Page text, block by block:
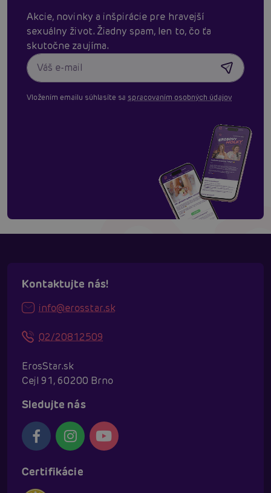
Akcie, novinky a inšpirácie pre hravejší
sexuálny život. Žiadny spam, len to, čo ťa
skutočne zaujíma.
Vložením emailu súhlasíte sa spracovaním osobných údajov
Kontaktujte nás!
info@erosstar.sk
02/20812509
ErosStar.sk
Cejl 91, 60200 Brno
Sledujte nás
Certifikácie